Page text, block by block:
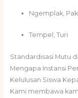
Ngemplak,
Tempel, Turi
Standardisasi Mutu
Mengapa Instansi
Kelulusan Siswa
Kami membawa